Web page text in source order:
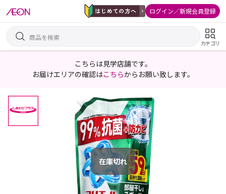
ログイン／新規会員登録
カテゴリ
こちらは見学店舗です。
お届けエリアの確認はこちらからお願い致します。
在庫切れ